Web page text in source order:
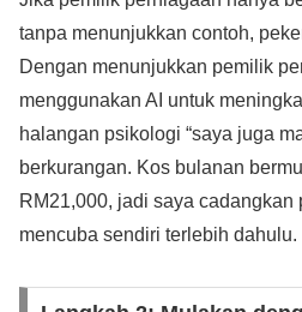
tanpa menunjukkan contoh,
Dengan menunjukkan pemilik
menggunakan AI untuk
halangan psikologi “saya juga
berkurangan. Kos bulanan
RM21,000, jadi saya cadangkan
mencuba sendiri terlebih dahulu.